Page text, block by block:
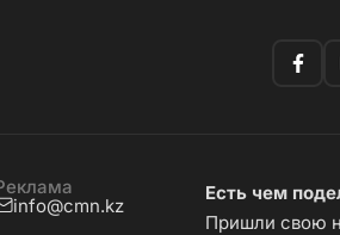
info@cmn.kz
Есть чем
Пришли свою